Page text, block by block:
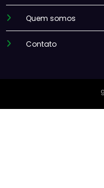
Quem somos
Contato